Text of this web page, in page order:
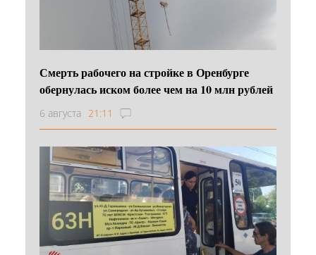
Смерть рабочего на стройке в Оренбурге
обернулась иском более чем на 10 млн рублей
6 августа 21:11